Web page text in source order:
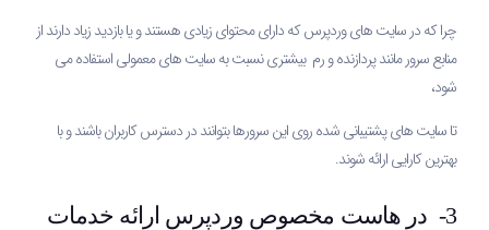
چرا که در سایت های وردپرس که دارای محتوای زیادی هستند و یا بازدید زیاد دارند از
منابع سرور مانند پردازنده و رم بیشتری نسبت به سایت های معمولی استفاده می
شود،
تا سایت های پشتیبانی شده روی این سرورها بتوانند در دسترس کاربران باشند و با
بهترین کارایی ارائه شوند.
3- در هاست مخصوص وردپرس ارائه خدمات